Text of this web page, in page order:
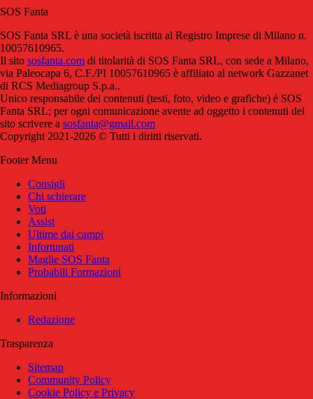
SOS Fanta
SOS Fanta SRL è una società iscritta al Registro Imprese di Milano n.
10057610965.
Il sito sosfanta.com di titolarità di SOS Fanta SRL, con sede a Milano,
via Paleocapa 6, C.F./PI 10057610965 è affiliato al network Gazzanet
di RCS Mediagroup S.p.a..
Unico responsabile dei contenuti (testi, foto, video e grafiche) è SOS
Fanta SRL; per ogni comunicazione avente ad oggetto i contenuti del
sito scrivere a sosfanta@gmail.com
Copyright 2021-2026 © Tutti i diritti riservati.
Footer Menu
Consigli
Chi schierare
Voti
Assist
Ultime dai campi
Infortunati
Maglie SOS Fanta
Probabili Formazioni
Informazioni
Redazione
Trasparenza
Sitemap
Community Policy
Cookie Policy e Privacy